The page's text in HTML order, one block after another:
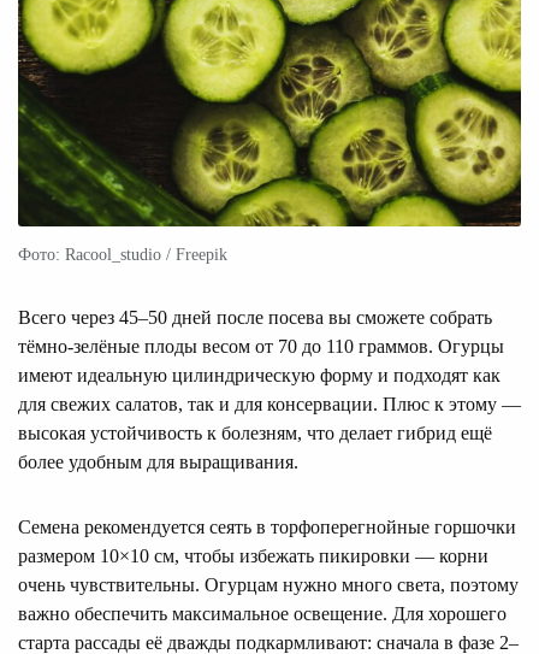
Фото: Racool_studio / Freepik
Всего через 45–50 дней после посева вы сможете собрать
тёмно-зелёные плоды весом от 70 до 110 граммов. Огурцы
имеют идеальную цилиндрическую форму и подходят как
для свежих салатов, так и для консервации. Плюс к этому —
высокая устойчивость к болезням, что делает гибрид ещё
более удобным для выращивания.
Семена рекомендуется сеять в торфоперегнойные горшочки
размером 10×10 см, чтобы избежать пикировки — корни
очень чувствительны. Огурцам нужно много света, поэтому
важно обеспечить максимальное освещение. Для хорошего
старта рассады её дважды подкармливают: сначала в фазе 2–